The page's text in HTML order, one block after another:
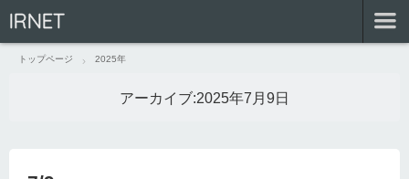
IRNET
トップページ 2025年
アーカイブ:2025年7月9日